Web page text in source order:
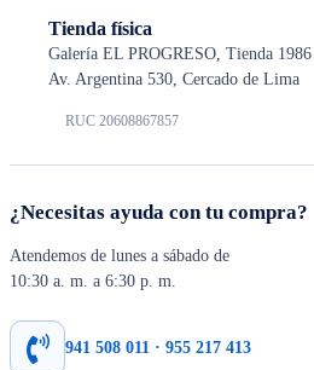
Tienda física
Galería EL PROGRESO, Tienda 1986
Av. Argentina 530, Cercado de Lima
RUC 20608867857
¿Necesitas ayuda con tu compra?
Atendemos de lunes a sábado de
10:30 a. m. a 6:30 p. m.
941 508 011 · 955 217 413